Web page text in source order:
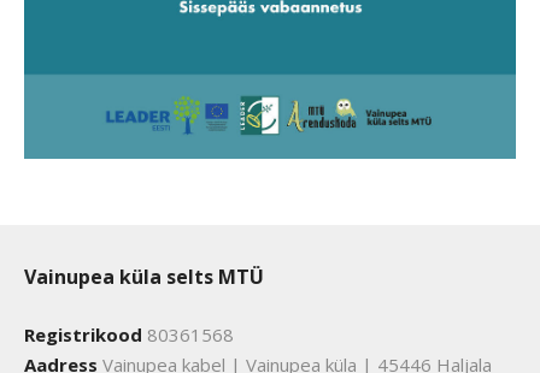
Vainupea küla selts MTÜ
Registrikood 80361568
Aadress Vainupea kabel | Vainupea küla | 45446 Haljala